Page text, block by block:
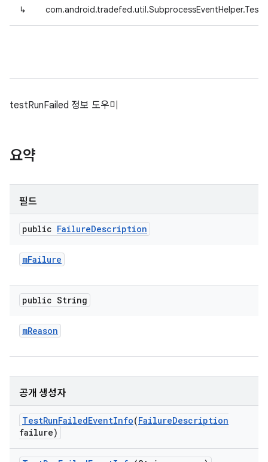
↳
testRunFailed 정보 도우미
요약
필드
public FailureDescription
mFailure
public String
mReason
공개 생성자
TestRunFailedEventInfo(FailureDescription
failure)